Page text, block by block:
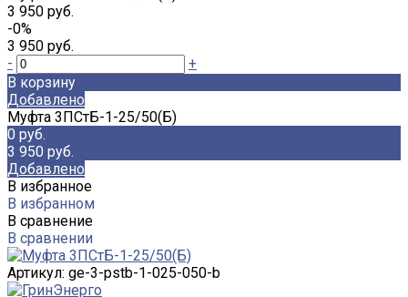
3 950 руб.
-0%
3 950 руб.
-
+
В корзину
Добавлено
Муфта 3ПСтБ-1-25/50(Б)
0 руб.
3 950 руб.
Добавлено
В избранное
В избранном
В сравнение
В сравнении
Артикул: ge-3-pstb-1-025-050-b